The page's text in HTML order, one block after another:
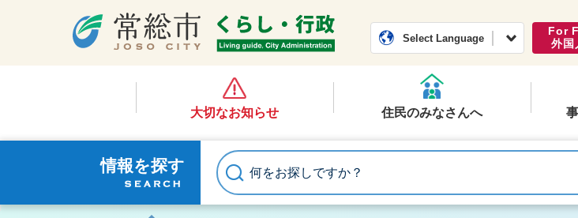
常総市公式ホームペ
Select Language
For
外国
大切なお知らせ 住民のみなさんへ
情報を探す